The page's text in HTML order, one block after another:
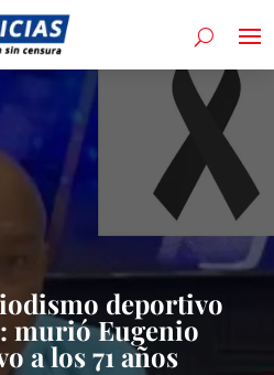
deportivo
murió Eugenio
a los 71 años